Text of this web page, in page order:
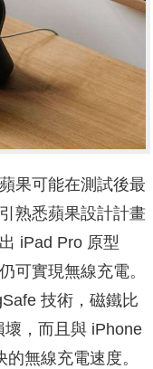
果可能在測試後最
熟悉蘋果設計計畫
iPad Pro 原型
可實現無線充電。
技術，磁鐵比
，而且與 iPhone
無線充電速度。